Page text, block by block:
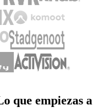
que empiezas a